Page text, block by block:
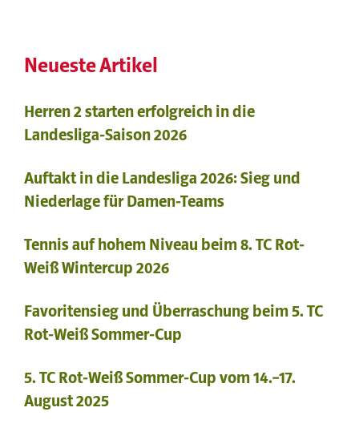
Neueste Artikel
Herren 2 starten erfolgreich in die
Landesliga-Saison 2026
Auftakt in die Landesliga 2026: Sieg und
Niederlage für Damen-Teams
Tennis auf hohem Niveau beim 8. TC Rot-
Weiß Wintercup 2026
Favoritensieg und Überraschung beim 5. TC
Rot-Weiß Sommer-Cup
5. TC Rot-Weiß Sommer-Cup vom 14.–17.
August 2025